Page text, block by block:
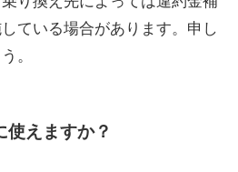
ている場合があります。申し
。
えますか？